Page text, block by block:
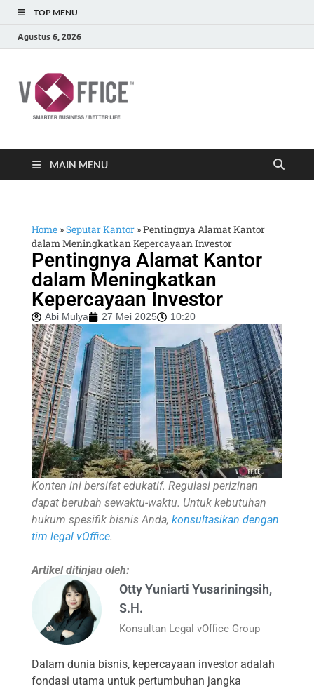
TOP MENU
Agustus 6, 2026
MAIN MENU
Home »Seputar Kantor »Pentingnya Alamat Kantor
dalam Meningkatkan Kepercayaan Investor
Pentingnya Alamat Kantor
dalam Meningkatkan
Kepercayaan Investor
Abi Mulya 27 Mei 2025 10:20
Konten ini bersifat edukatif. Regulasi perizinan
dapat berubah sewaktu-waktu. Untuk kebutuhan
hukum spesifik bisnis Anda, konsultasikan dengan
tim legal vOffice.
Artikel ditinjau oleh:
Otty Yuniarti Yusariningsih,
S.H.
Konsultan Legal vOffice Group
Dalam dunia bisnis, kepercayaan investor adalah
fondasi utama untuk pertumbuhan jangka